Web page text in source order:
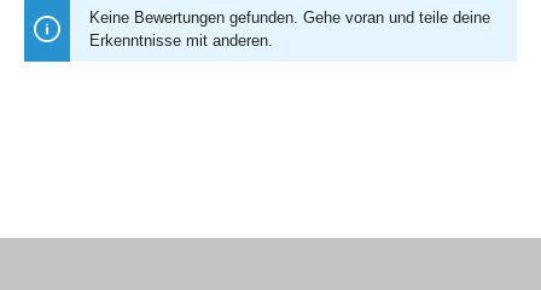
Keine Bewertungen gefunden. Gehe voran und teile deine
Erkenntnisse mit anderen.